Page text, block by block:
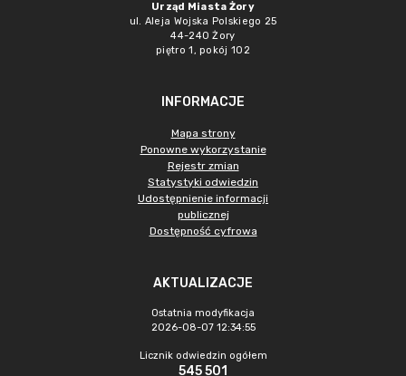
Urząd Miasta Żory
ul. Aleja Wojska Polskiego 25
44-240 Żory
piętro 1, pokój 102
INFORMACJE
Mapa strony
Ponowne wykorzystanie
Rejestr zmian
Statystyki odwiedzin
Udostępnienie informacji
publicznej
Dostępność cyfrowa
AKTUALIZACJE
Ostatnia modyfikacja
2026-08-07 12:34:55
Licznik odwiedzin ogółem
545 501